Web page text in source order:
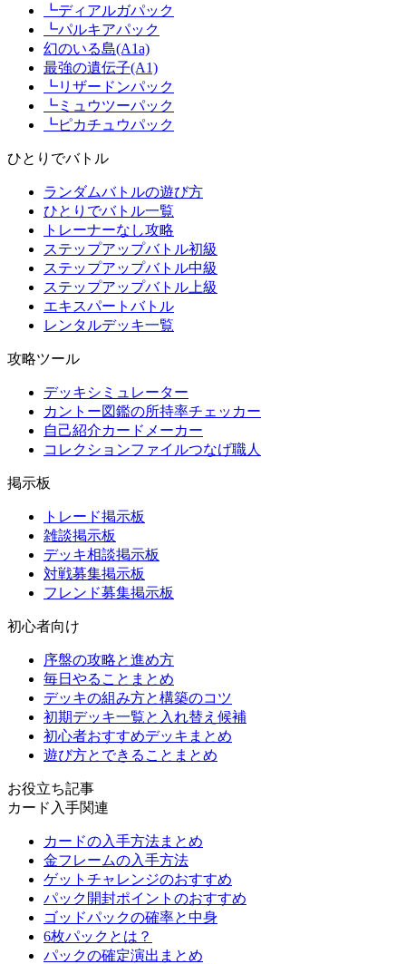
┗ディアルガパック
┗パルキアパック
幻のいる島(A1a)
最強の遺伝子(A1)
┗リザードンパック
┗ミュウツーパック
┗ピカチュウパック
ひとりでバトル
ランダムバトルの遊び方
ひとりでバトル一覧
トレーナーなし攻略
ステップアップバトル初級
ステップアップバトル中級
ステップアップバトル上級
エキスパートバトル
レンタルデッキ一覧
攻略ツール
デッキシミュレーター
カントー図鑑の所持率チェッカー
自己紹介カードメーカー
コレクションファイルつなげ職人
掲示板
トレード掲示板
雑談掲示板
デッキ相談掲示板
対戦募集掲示板
フレンド募集掲示板
初心者向け
序盤の攻略と進め方
毎日やることまとめ
デッキの組み方と構築のコツ
初期デッキ一覧と入れ替え候補
初心者おすすめデッキまとめ
遊び方とできることまとめ
お役立ち記事
カード入手関連
カードの入手方法まとめ
金フレームの入手方法
ゲットチャレンジのおすすめ
パック開封ポイントのおすすめ
ゴッドパックの確率と中身
6枚パックとは？
パックの確定演出まとめ